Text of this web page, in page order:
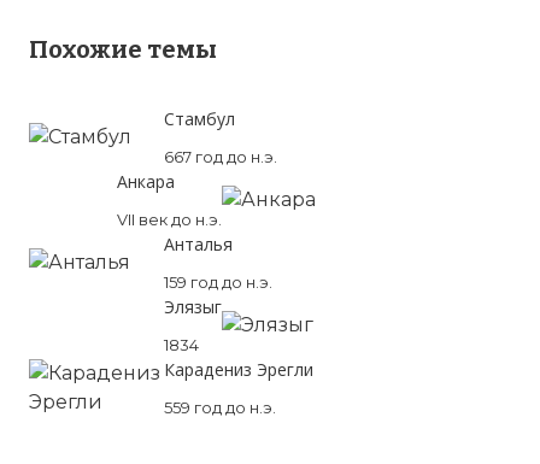
Похожие темы
Стамбул
667 год до н.э.
Анкара
VII век до н.э.
Анталья
159 год до н.э.
Элязыг
1834
Карадениз Эрегли
559 год до н.э.